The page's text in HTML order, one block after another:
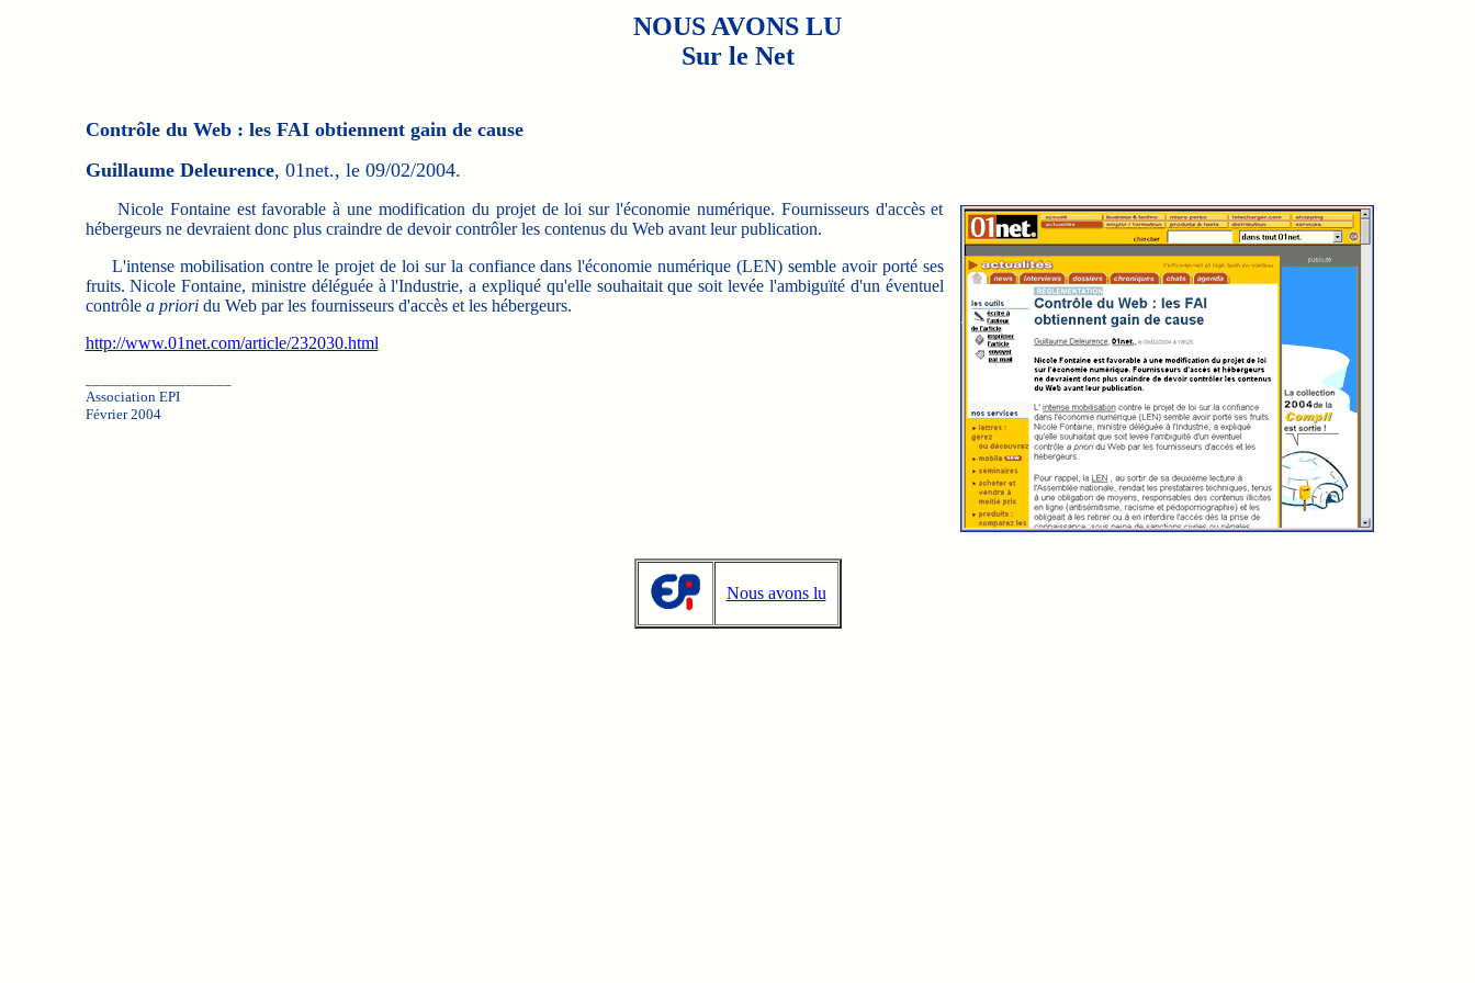
NOUS AVONS LU
Sur le Net
Contrôle du Web : les FAI obtiennent gain de cause
Guillaume Deleurence, 01net., le 09/02/2004.
Nicole Fontaine est favorable à une modification du projet de loi sur l'économie numérique. Fournisseurs d'accès et
hébergeurs ne devraient donc plus craindre de devoir contrôler les contenus du Web avant leur publication.
L'intense mobilisation contre le projet de loi sur la confiance dans l'économie numérique (LEN) semble avoir porté ses
fruits. Nicole Fontaine, ministre déléguée à l'Industrie, a expliqué qu'elle souhaitait que soit levée l'ambiguïté d'un éventuel
contrôle a prioridu Web par les fournisseurs d'accès et les hébergeurs.
http://www.01net.com/article/232030.html
Association EPI
Février 2004
Nous avons lu